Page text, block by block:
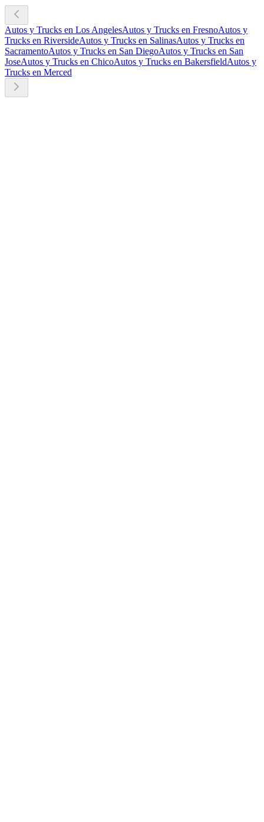
Autos y Trucks en Los AngelesAutos y Trucks en FresnoAutos y
Trucks en RiversideAutos y Trucks en SalinasAutos y Trucks en
SacramentoAutos y Trucks en San DiegoAutos y Trucks en San
JoseAutos y Trucks en ChicoAutos y Trucks en BakersfieldAutos y
Trucks en Merced